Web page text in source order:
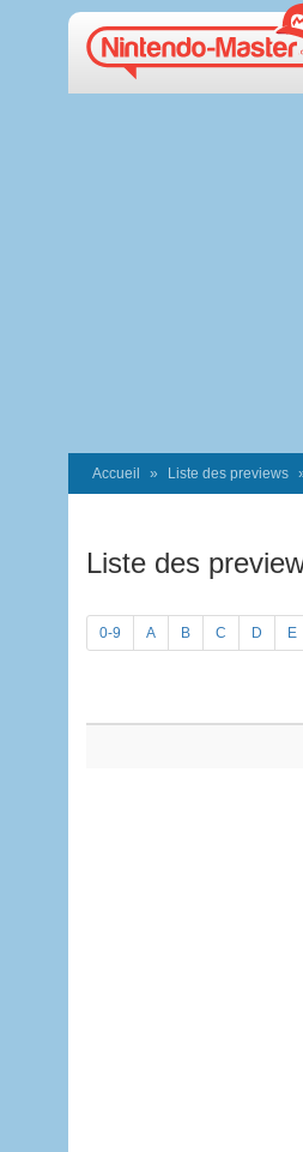
Accueil Liste des previews
Liste des
0-9 A B C D E